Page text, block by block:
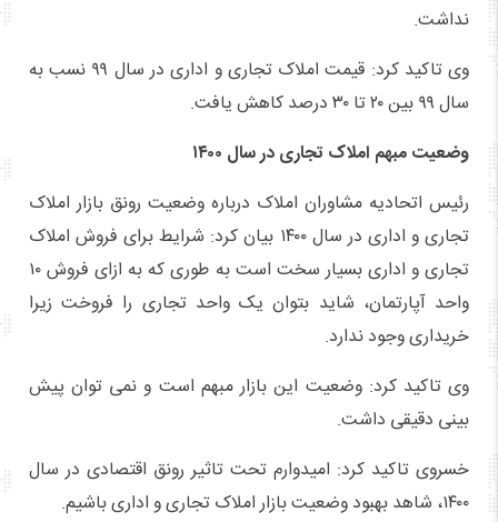
نداشت.
وی تاکید کرد: قیمت املاک تجاری و اداری در سال ۹۹ نسب به
سال ۹۹ بین ۲۰ تا ۳۰ درصد کاهش یافت.
وضعیت مبهم املاک تجاری در سال ۱۴۰۰
رئیس اتحادیه مشاوران املاک درباره وضعیت رونق بازار املاک
تجاری و اداری در سال ۱۴۰۰ بیان کرد: شرایط برای فروش املاک
تجاری و اداری بسیار سخت است به طوری که به ازای فروش ۱۰
واحد آپارتمان، شاید بتوان یک واحد تجاری را فروخت زیرا
خریداری وجود ندارد.
وی تاکید کرد: وضعیت این بازار مبهم است و نمی توان پیش
بینی دقیقی داشت.
خسروی تاکید کرد: امیدوارم تحت تاثیر رونق اقتصادی در سال
۱۴۰۰، شاهد بهبود وضعیت بازار املاک تجاری و اداری باشیم.